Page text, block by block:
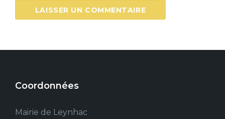
Coordonnées
Mairie de Leynhac